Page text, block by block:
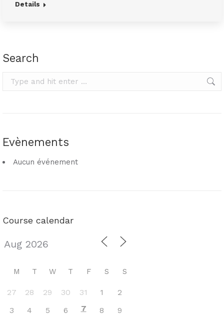
Details
Search
Search:
Evènements
Aucun événement
Course calendar
M T W T F S S
27 28 29 30 31 1
2
3
4 5 6 7 8
9